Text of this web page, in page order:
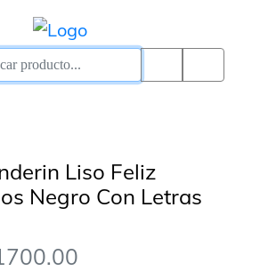
Liso Feliz
Negro Con Letras